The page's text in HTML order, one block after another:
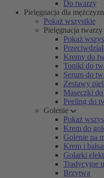
Do twarzy
Pielęgnacja dla mężczyzn
Pokaż wszystkie
Pielęgnacja
Pokaż
Kremy do
Toniki do
Serum do
Zestawy
Maseczki
Peeling do
Golenie
Pokaż
Krem do
Golenie na
Krem i
Golarki
Tradycyjne
Brzytwa